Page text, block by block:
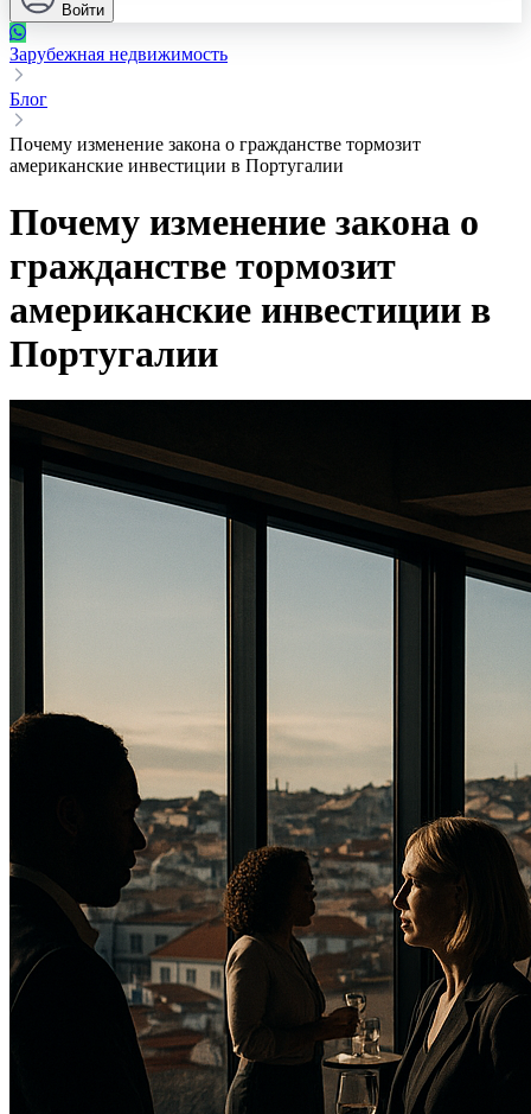
Войти
Зарубежная недвижимость
Блог
Почему изменение закона о гражданстве тормозит
американские инвестиции в Португалии
Почему изменение закона о
гражданстве тормозит
американские инвестиции в
Португалии